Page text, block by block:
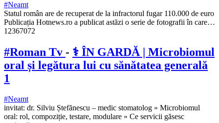
#Neamt
Statul român are de recuperat de la infractorul fugar 110.000 de euro
Publicația Hotnews.ro a publicat astăzi o serie de fotografii în care…
12367072
#Roman Tv - ⚕️ ÎN GARDĂ | Microbiomul
oral și legătura lui cu sănătatea generală
1
#Neamt
invitat: dr. Silviu Ștefănescu – medic stomatolog » Microbiomul
oral: rol, compoziție, testare, modulare » Ce servicii găsesc